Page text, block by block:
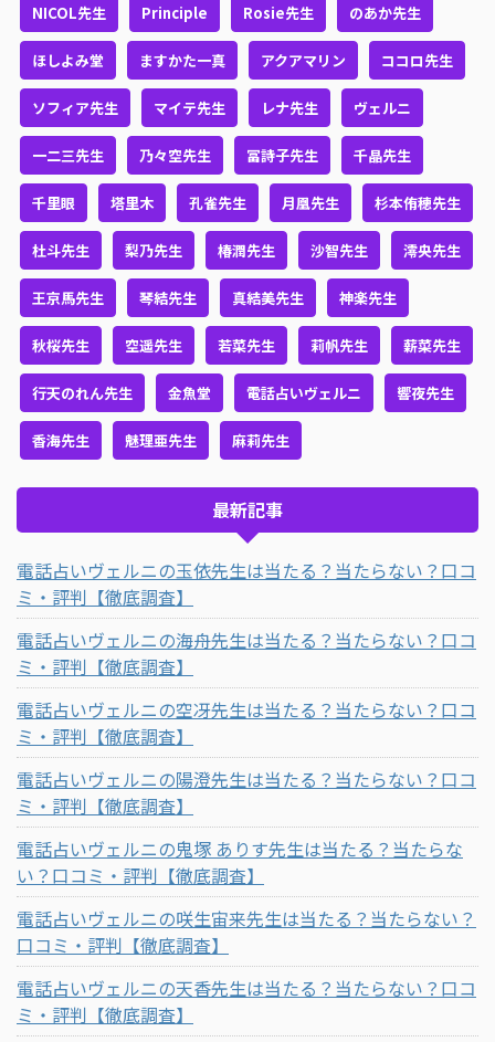
NICOL先生 Principle Rosie先生 のあか先生
ほしよみ堂 ますかた一真 アクアマリン ココロ先生
ソフィア先生 マイテ先生 レナ先生 ヴェルニ
一二三先生 乃々空先生 冨詩子先生 千晶先生
千里眼 塔里木 孔雀先生 月凰先生 杉本侑穂先生
杜斗先生 梨乃先生 椿潤先生 沙智先生 澪央先生
王京馬先生 琴結先生 真結美先生 神楽先生
秋桜先生 空遥先生 若菜先生 莉帆先生 薪菜先生
行天のれん先生 金魚堂 電話占いヴェルニ 響夜先生
香海先生 魅理亜先生 麻莉先生
最新記事
電話占いヴェルニの玉依先生は当たる？当たらない？口コ
ミ・評判【徹底調査】
電話占いヴェルニの海舟先生は当たる？当たらない？口コ
ミ・評判【徹底調査】
電話占いヴェルニの空冴先生は当たる？当たらない？口コ
ミ・評判【徹底調査】
電話占いヴェルニの陽澄先生は当たる？当たらない？口コ
ミ・評判【徹底調査】
電話占いヴェルニの鬼塚 ありす先生は当たる？当たらな
い？口コミ・評判【徹底調査】
電話占いヴェルニの咲生宙来先生は当たる？当たらない？
口コミ・評判【徹底調査】
電話占いヴェルニの天香先生は当たる？当たらない？口コ
ミ・評判【徹底調査】